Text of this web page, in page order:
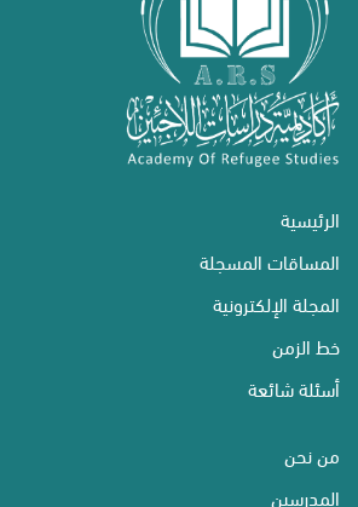
الرئيسية
المساقات المسجلة
المجلة الإلكترونية
خط الزمن
أسئلة شائعة
من نحن
المدرسين